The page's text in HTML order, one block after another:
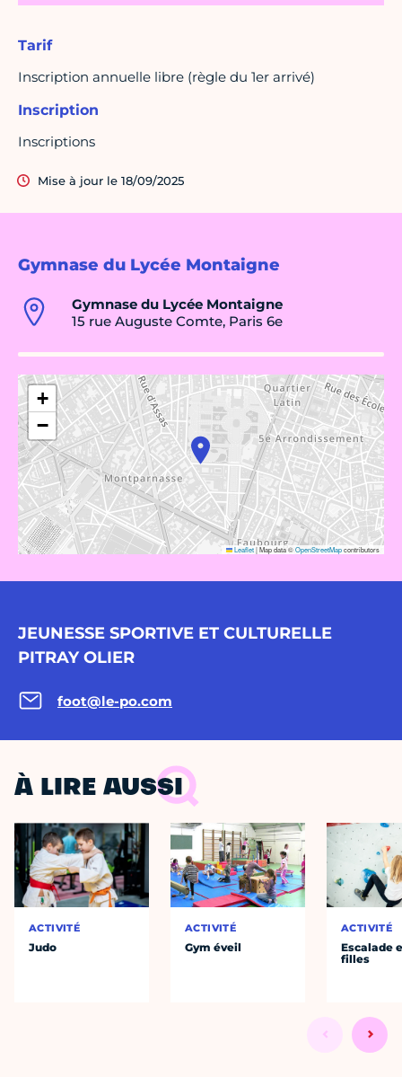
Gymnase du Lycée Montaigne
Gymnase du Lycée Montaigne
15 rue Auguste Comte, Paris 6e
+
−
Leaflet|Map data ©OpenStreetMapcontributors
JEUNESSE SPORTIVE ET CULTURELLE
PITRAY OLIER
foot@le-po.com
Tarif
Inscription annuelle libre (règle du 1er arrivé)
Inscription
Inscriptions
Mise à jour le 18/09/2025
À LIRE AUSSI
ACTIVITÉ
Judo
ACTIVITÉ
Gym éveil
ACTIVITÉ
Escalade
filles